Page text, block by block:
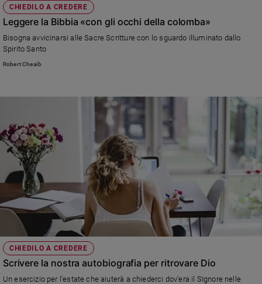
CHIEDILO A CREDERE
Leggere la Bibbia «con gli occhi della colomba»
Bisogna avvicinarsi alle Sacre Scritture con lo sguardo illuminato dallo
Spirito Santo
Robert Cheaib
CHIEDILO A CREDERE
Scrivere la nostra autobiografia per ritrovare Dio
Un esercizio per l'estate che aiuterà a chiederci dov’era il SIgnore nelle